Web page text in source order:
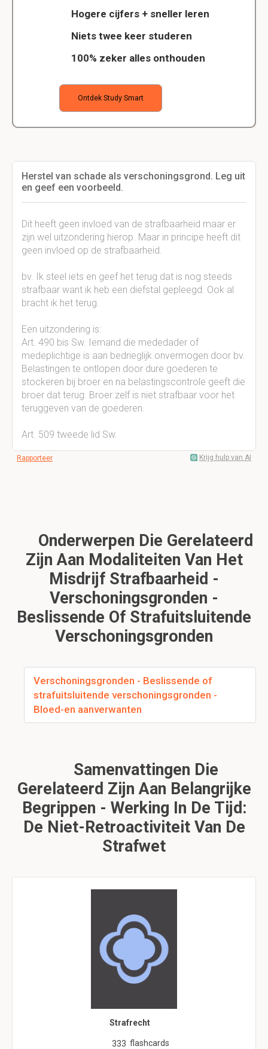
Hogere cijfers + sneller leren
Niets twee keer studeren
100% zeker alles onthouden
Ontdek Study Smart
Herstel van schade als verschoningsgrond. Leg uit
en geef een voorbeeld.
Dit heeft geen invloed van de strafbaarheid maar er
zijn wel uitzondering hierop. Maar in principe heeft dit
geen invloed op de strafbaarheid.
bv. Ik steel iets en geef het terug dat is nog steeds
strafbaar want ik heb een diefstal gepleegd. Ook al
bracht ik het terug.
Een uitzondering is:
Art. 490 bis Sw. Iemand die mededader of
medeplichtige is aan bedrieglijk onvermogen door bv.
Belastingen te ontlopen door dure goederen te
stockeren bij broer en na belastingscontrole geeft die
broer dat terug. Broer zelf is niet strafbaar voor het
teruggeven van de goederen.
Art. 509 tweede lid Sw.
Rapporteer Krijg hulp van AI
Onderwerpen Die Gerelateerd
Zijn Aan Modaliteiten Van Het
Misdrijf Strafbaarheid -
Verschoningsgronden -
Beslissende Of Strafuitsluitende
Verschoningsgronden
Verschoningsgronden - Beslissende of
strafuitsluitende verschoningsgronden -
Bloed-en aanverwanten
Samenvattingen Die
Gerelateerd Zijn Aan Belangrijke
Begrippen - Werking In De Tijd:
De Niet-Retroactiviteit Van De
Strafwet
Strafrecht
333 flashcards